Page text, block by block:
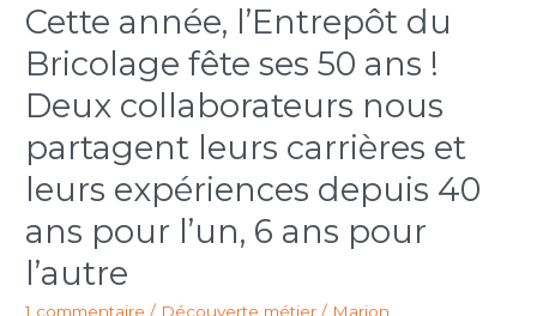
Cette année, l’Entrepôt du
Bricolage fête ses 50 ans !
Deux collaborateurs nous
partagent leurs carrières et
leurs expériences depuis 40
ans pour l’un, 6 ans pour
l’autre
1 commentaire / Découverte métier / Marion
Cette
année,
l’Entrepôt
du
Bricolage
fête
ses
50
ans !
collaborateurs
nous